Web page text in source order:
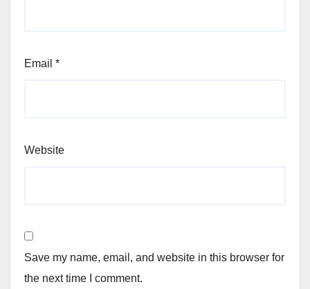
Email *
Website
Save my name, email, and website in this browser for
the next time I comment.